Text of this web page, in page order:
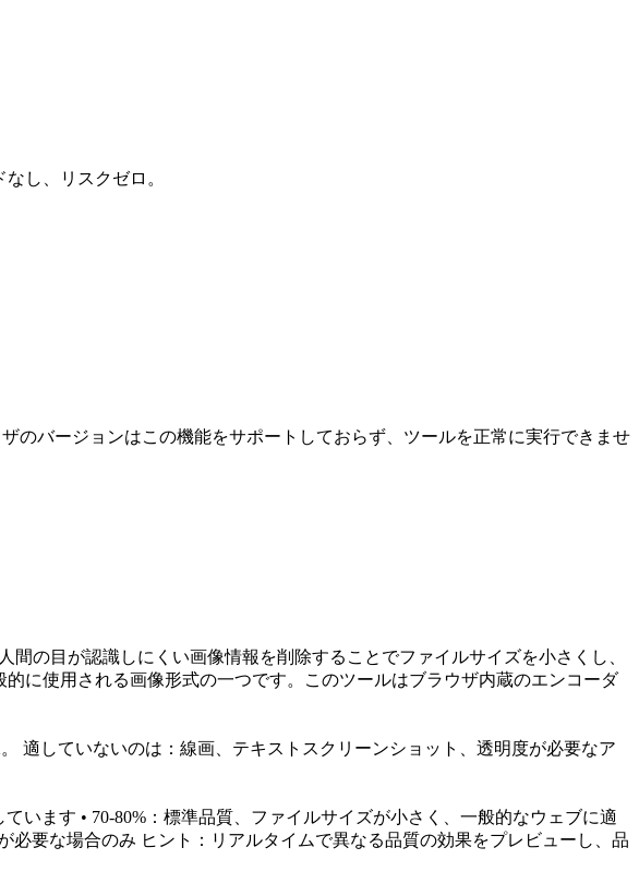
し、リスクゼロ。
のバージョンはこの機能をサポートしておらず、ツールを正常に実行できませ
間の目が認識しにくい画像情報を削除することでファイルサイズを小さくし、
に使用される画像形式の一つです。このツールはブラウザ内蔵のエンコーダ
適していないのは：線画、テキストスクリーンショット、透明度が必要なア
います • 70-80%：標準品質、ファイルサイズが小さく、一般的なウェブに適
必要な場合のみ ヒント：リアルタイムで異なる品質の効果をプレビューし、品